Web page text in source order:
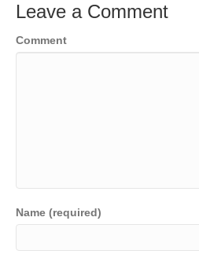
Leave a Comment
Comment
Name (required)